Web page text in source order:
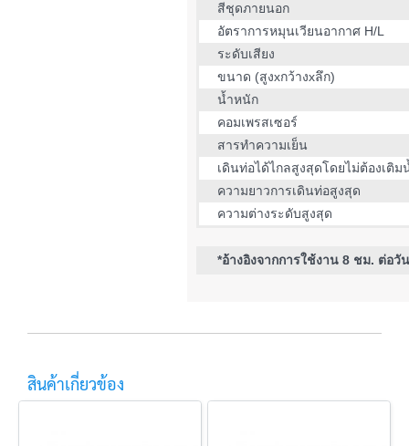
สีชุดภายนอก
อัตราการหมุนเวียนอากาศ H/L
ระดับเสียง
ขนาด (สูงxกว้างxลึก)
น้ำหนัก
คอมเพรสเซอร์
สารทำความเย็น
เดินท่อได้ไกลสูงสุดโดยไม่ต้องเติม
ความยาวการเดินท่อสูงสุด
ความต่างระดับสูงสุด
*อ้างอิงจากการใช้งาน 8 ชม. ต่อ
สินค้าเกี่ยวข้อง